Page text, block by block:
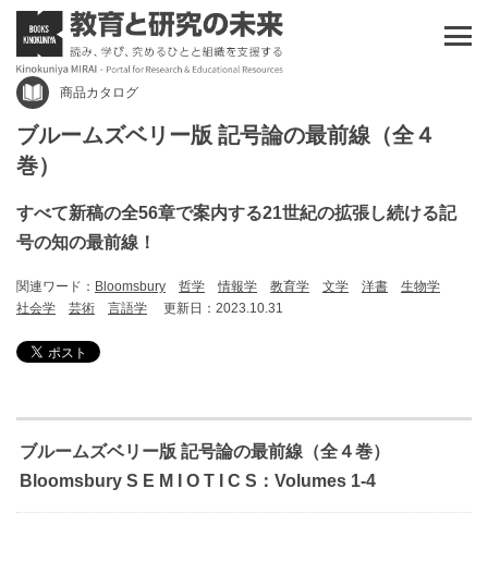
商品カタログ
ブルームズベリー版 記号論の最前線（全４
巻）
すべて新稿の全56章で案内する21世紀の拡張し続ける記
号の知の最前線！
関連ワード： Bloomsbury 哲学 情報学 教育学 文学 洋書
生物学
社会学
芸術 言語学 更新日：2023.10.31
ブルームズベリー版 記号論の最前線（全４巻）
Bloomsbury S E M I O T I C S：Volumes 1-4